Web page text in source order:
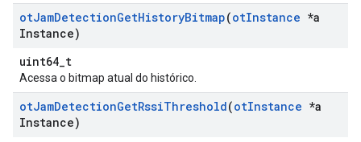
otJamDetectionGetHistoryBitmap(otInstance *a
Instance)
uint64_t
Acessa o bitmap atual do histórico.
otJamDetectionGetRssiThreshold(otInstance *a
Instance)